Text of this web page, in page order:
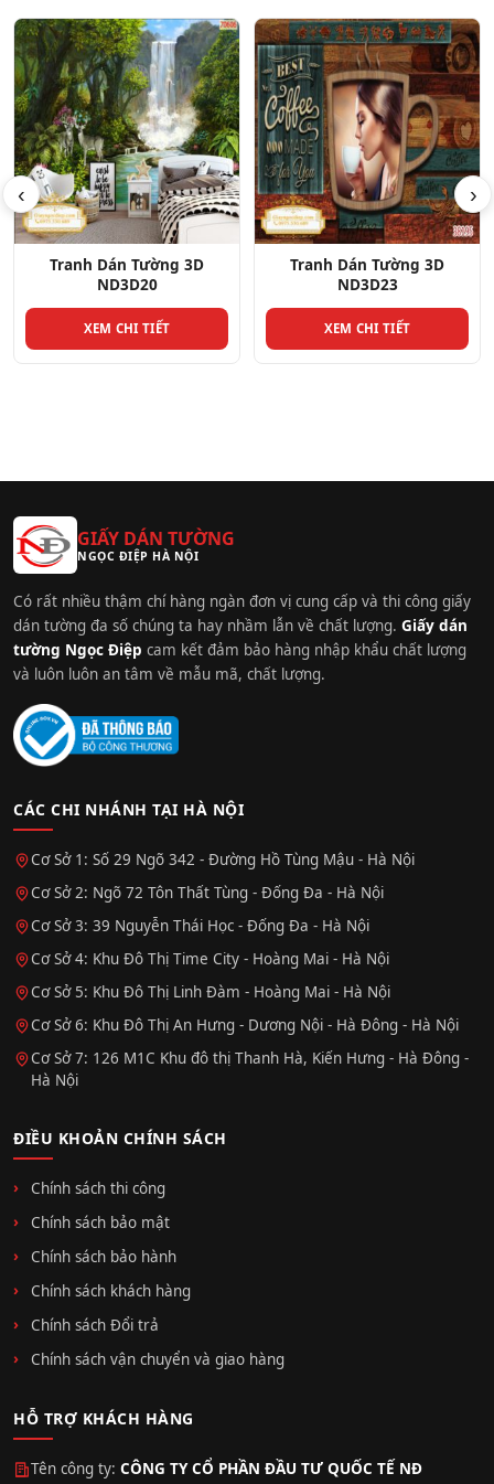
‹
Tranh Dán Tường 3D
ND3D23
XEM CHI TIẾT
Tranh Dán Tường 3D
ND3D21
XEM CHI TIẾT
›
GIẤY DÁN TƯỜNG
NGỌC ĐIỆP HÀ NỘI
Có rất nhiều thậm chí hàng ngàn đơn vị cung cấp và thi công giấy
dán tường đa số chúng ta hay nhầm lẫn về chất lượng. Giấy dán
tường Ngọc Điệp cam kết đảm bảo hàng nhập khẩu chất lượng
và luôn luôn an tâm về mẫu mã, chất lượng.
CÁC CHI NHÁNH TẠI HÀ NỘI
Cơ Sở 1: Số 29 Ngõ 342 - Đường Hồ Tùng Mậu - Hà Nội
Cơ Sở 2: Ngõ 72 Tôn Thất Tùng - Đống Đa - Hà Nội
Cơ Sở 3: 39 Nguyễn Thái Học - Đống Đa - Hà Nội
Cơ Sở 4: Khu Đô Thị Time City - Hoàng Mai - Hà Nội
Cơ Sở 5: Khu Đô Thị Linh Đàm - Hoàng Mai - Hà Nội
Cơ Sở 6: Khu Đô Thị An Hưng - Dương Nội - Hà Đông - Hà Nội
Cơ Sở 7: 126 M1C Khu đô thị Thanh Hà, Kiến Hưng - Hà Đông -
Hà Nội
ĐIỀU KHOẢN CHÍNH SÁCH
Chính sách thi công
Chính sách bảo mật
Chính sách bảo hành
Chính sách khách hàng
Chính sách Đổi trả
Chính sách vận chuyển và giao hàng
HỖ TRỢ KHÁCH HÀNG
Tên công ty: CÔNG TY CỔ PHẦN ĐẦU TƯ QUỐC TẾ NĐ